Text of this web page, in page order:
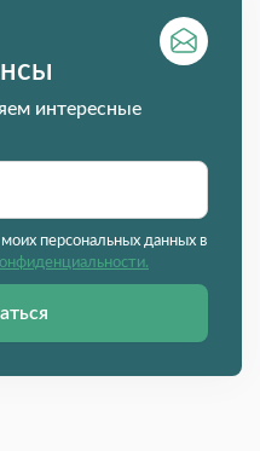
интересные
персональных данных в